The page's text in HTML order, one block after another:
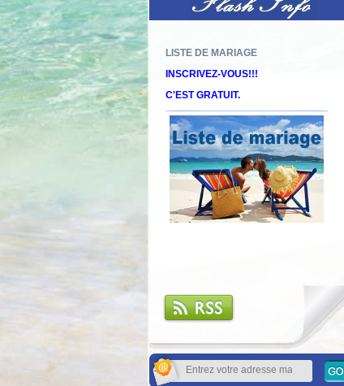
LISTE DE MARIAGE
INSCRIVEZ-VOUS!!!
C'EST GRATUIT.